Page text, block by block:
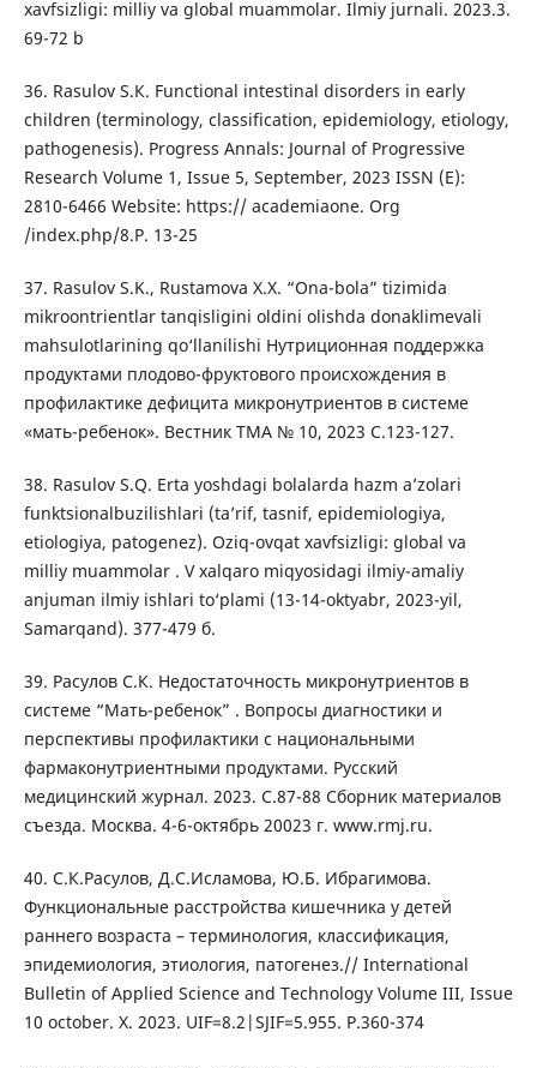
xavfsizligi: milliy va global muammolar. Ilmiy jurnali. 2023.3.
69-72 b
36. Rasulov S.К. Functional intestinal disorders in early
children (terminology, classification, epidemiology, etiology,
pathogenesis). Progress Annals: Journal of Progressive
Research Volume 1, Issue 5, September, 2023 ISSN (E):
2810-6466 Website: https:// academiaone. Org
/index.php/8.Р. 13-25
37. Rasulov S.K., Rustamova Х.Х. “Ona-bola” tizimida
mikroontrientlar tanqisligini oldini olishda donaklimevali
mahsulotlarining qo‘llanilishi Нутриционная поддержка
продуктами плодово-фруктового происхождения в
профилактике дефицита микронутриентов в системе
«мать-ребенок». Вестник ТМА № 10, 2023 С.123-127.
38. Rasulov S.Q. Ertа yoshdаgi bolаlаrdа hаzm а’zolаri
funktsionаlbuzilishlаri (taʼrif, tasnif, epidemiologiya,
etiologiya, patogenez). Оziq-ovqat xavfsizligi: global va
milliy muammolar . V xalqaro miqyosidagi ilmiy-amaliy
anjuman ilmiy ishlari to‘plami (13-14-oktyabr, 2023-yil,
Samarqand). 377-479 б.
39. Расулов С.К. Недостаточность микронутриентов в
системе “Мать-ребенок” . Вопросы диагностики и
перспективы профилактики с национальными
фармаконутриентными продуктами. Русский
медицинский журнал. 2023. С.87-88 Сборник материалов
съезда. Москва. 4-6-октябрь 20023 г. www.rmj.ru.
40. С.К.Расулов, Д.С.Исламова, Ю.Б. Ибрагимова.
Функциональные расстройства кишечника у детей
раннего возраста – терминология, классификация,
эпидемиология, этиология, патогенез.// International
Bulletin of Applied Science and Technology Volume III, Issue
10 october. X. 2023. UIF=8.2|SJIF=5.955. Р.360-374